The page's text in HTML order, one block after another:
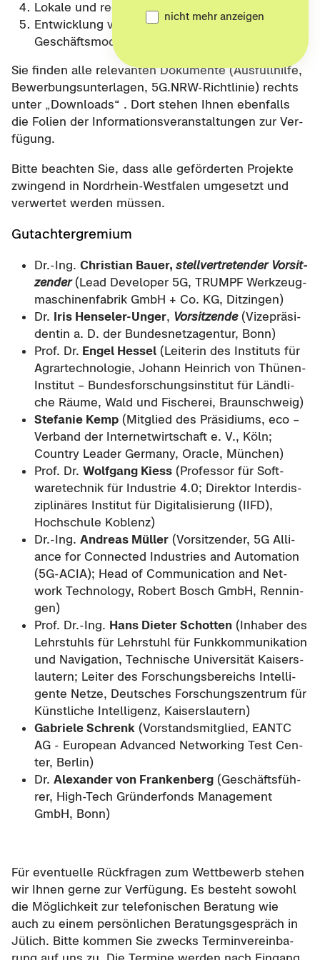
Lo­ka­le und re­gio­na­le 5G-​Reallabore
Ent­wick­lung von 5G-​Anwendungen und -​
Geschäftsmodellen, inkl. Grün­dun­gen
Sie fin­den alle re­le­van­ten Do­ku­men­te (Aus­füll­hil­fe,
Be­wer­bungs­un­ter­la­gen, 5G.NRW-​Richtlinie) rechts
unter „Down­loads“ . Dort ste­hen Ihnen eben­falls
die Fo­li­en der In­for­ma­ti­ons­ver­an­stal­tun­gen zur Ver­
fü­gung.
Bitte be­ach­ten Sie, dass alle ge­för­der­ten Pro­jek­te
zwin­gend in Nordrhein-​Westfalen um­ge­setzt und
ver­wer­tet wer­den müs­sen.
Gut­ach­t­er­gre­mi­um
Dr.-Ing. Chris­ti­an Bauer, stell­ver­tre­ten­der Vor­sit­
zen­der(Lead De­ve­lo­per 5G, TRUMPF Werk­zeug­
ma­schi­nen­fa­brik GmbH + Co. KG, Dit­zin­gen)
Dr. Iris Henseler-​Unger, Vor­sit­zen­de (Vi­ze­prä­si­
den­tin a. D. der Bun­des­netz­agen­tur, Bonn)
Prof. Dr. Engel Hes­sel (Lei­te­rin des In­sti­tuts für
Agrar­tech­no­lo­gie, Jo­hann Hein­rich von Thünen-​
Institut – Bun­des­for­schungs­in­sti­tut für Länd­li­
che Räume, Wald und Fi­sche­rei, Braun­schweig)
Ste­fa­nie Kemp (Mit­glied des Prä­si­di­ums, eco –
Ver­band der In­ter­net­wirt­schaft e. V., Köln;
Coun­try Lea­der Ger­ma­ny, Ora­cle, Mün­chen)
Prof. Dr. Wolf­gang Kiess (Pro­fes­sor für Soft­
ware­tech­nik für In­dus­trie 4.0; Di­rek­tor In­ter­dis­
zi­pli­nä­res In­sti­tut für Di­gi­ta­li­sie­rung (IIFD),
Hoch­schu­le Ko­blenz)
Dr.-Ing. An­dre­as Mül­ler (Vor­sit­zen­der, 5G Al­li­
an­ce for Con­nec­ted In­dus­tries and Au­to­ma­ti­on
(5G-​ACIA); Head of Com­mu­ni­ca­ti­on and Net­
work Tech­no­lo­gy, Ro­bert Bosch GmbH, Ren­nin­
gen)
Prof. Dr.-Ing. Hans Die­ter Schot­ten (In­ha­ber des
Lehr­stuhls für Lehr­stuhl für Funk­kom­mu­ni­ka­ti­on
und Na­vi­ga­ti­on, Tech­ni­sche Uni­ver­si­tät Kai­sers­
lau­tern; Lei­ter des For­schungs­be­reichs In­tel­li­
gen­te Netze, Deut­sches For­schungs­zen­trum für
Künst­li­che In­tel­li­genz, Kai­sers­lau­tern)
Ga­brie­le Schrenk (Vor­stands­mit­glied, EANTC
AG - Eu­ropean Ad­van­ced Net­wor­king Test Cen­
ter, Ber­lin)
Dr. Alex­an­der von Fran­ken­berg (Ge­schäfts­füh­
rer, High-​Tech Grün­der­fonds Ma­nage­ment
GmbH, Bonn)
Für even­tu­el­le Rück­fra­gen zum Wett­be­werb ste­hen
wir Ihnen gerne zur Ver­fü­gung. Es be­steht so­wohl
die Mög­lich­keit zur te­le­fo­ni­schen Be­ra­tung wie
auch zu einem per­sön­li­chen Be­ra­tungs­ge­spräch in
Jü­lich. Bitte kom­men Sie zwecks Ter­min­ver­ein­ba­
nicht mehr anzeigen